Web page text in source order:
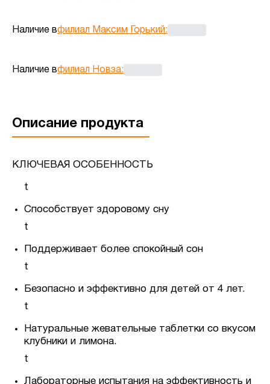
Наличие вфилиал Максим Горький:
Наличие вфилиал Новза:
Описание продукта
КЛЮЧЕВАЯ ОСОБЕННОСТЬ
t
Способствует здоровому сну
t
Поддерживает более спокойный сон
t
Безопасно и эффективно для детей от 4 лет.
t
Натуральные жевательные таблетки со вкусом
клубники и лимона.
t
Лабораторные испытания на эффективность и